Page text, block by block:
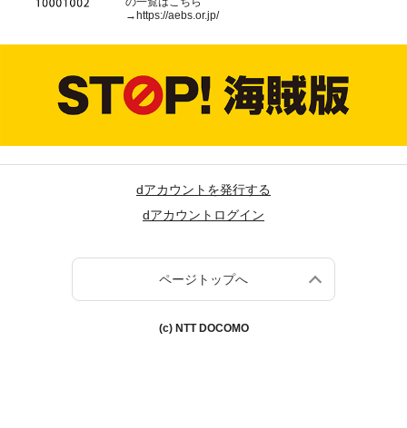
→ https://aebs.or.jp/
dアカウントを発行する
dアカウントログイン
ページトップへ
(c) NTT DOCOMO